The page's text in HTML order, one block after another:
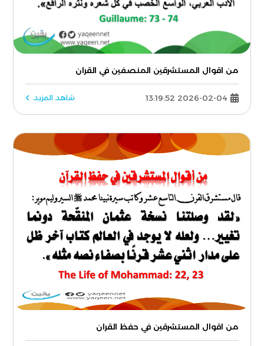
من اقوال المستشرقين المنصفين في القران
2026-02-04 13:19:52 شاهد المزيد
من اقوال المستشرقين في حفظ القران